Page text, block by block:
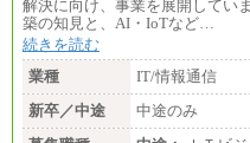
解決に向け、事業を展開してい
築の知見と、AI・IoTなど…
続きを読む
業種
IT/情報通信
新卒／中途
中途のみ